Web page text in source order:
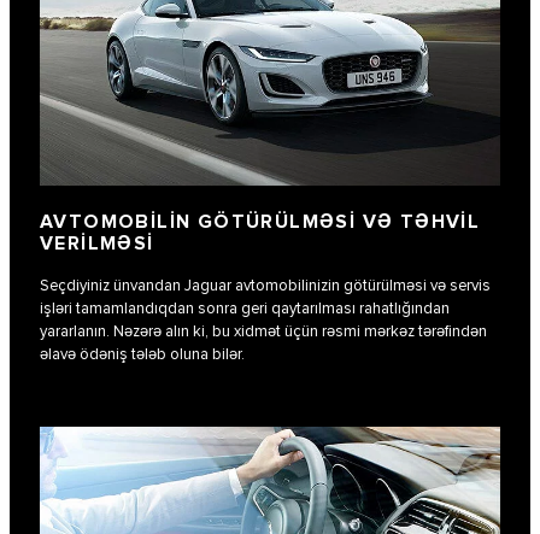
AVTOMOBILIN GÖTÜRÜLMƏSI VƏ TƏHVIL
VERILMƏSI
Seçdiyiniz ünvandan Jaguar avtomobilinizin götürülməsi və servis
işləri tamamlandıqdan sonra geri qaytarılması rahatlığından
yararlanın. Nəzərə alın ki, bu xidmət üçün rəsmi mərkəz tərəfindən
əlavə ödəniş tələb oluna bilər.